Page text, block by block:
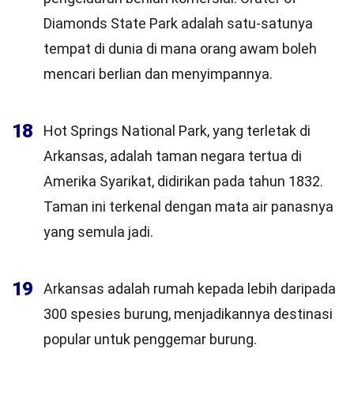
Diamonds State Park adalah satu-satunya
tempat di dunia di mana orang awam boleh
mencari berlian dan menyimpannya.
18
Hot Springs National Park, yang terletak di
Arkansas, adalah taman negara tertua di
Amerika Syarikat, didirikan pada tahun 1832.
Taman ini terkenal dengan mata air panasnya
yang semula jadi.
19
Arkansas adalah rumah kepada lebih daripada
300 spesies burung, menjadikannya destinasi
popular untuk penggemar burung.